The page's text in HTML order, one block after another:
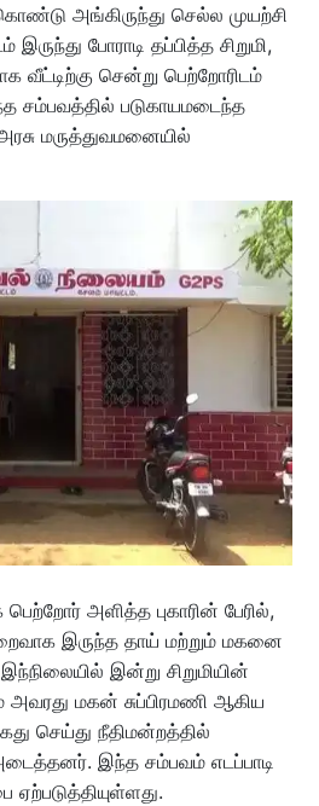
அங்கிருந்து செல்ல முயற்சி
போராடி தப்பித்த சிறுமி,
வீட்டிற்கு சென்று பெற்றோரிடம்
சம்பவத்தில் படுகாயமடைந்த
மருத்துவமனையில்
அளித்த புகாரின் பேரில்,
இருந்த தாய் மற்றும் மகனை
இன்று சிறுமியின்
மகன் சுப்பிரமணி ஆகிய
செய்து நீதிமன்றத்தில்
இந்த சம்பவம் எடப்பாடி
ஏற்படுத்தியுள்ளது.